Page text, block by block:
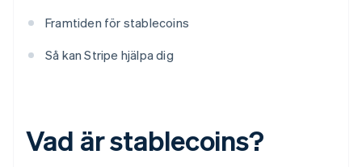
Framtiden för stablecoins
Så kan Stripe hjälpa dig
Vad är stablecoins?